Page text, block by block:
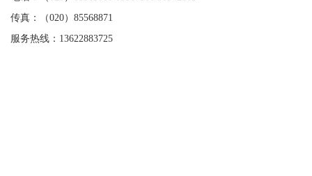
传真：（020）85568871
服务热线：13622883725